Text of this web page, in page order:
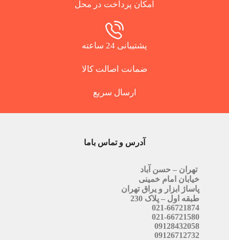
امکان پرداخت در محل
پشتیبانی 24 ساعته
ضمانت اصالت کالا
ارسال سریع
آدرس و تماس باما
تهران – حسن آباد
خیابان امام خمینی
پاساژ ابزار و یراق تهران
طبقه اول – پلاک 230
021-66721874
021-66721580
09128432058
09126712732